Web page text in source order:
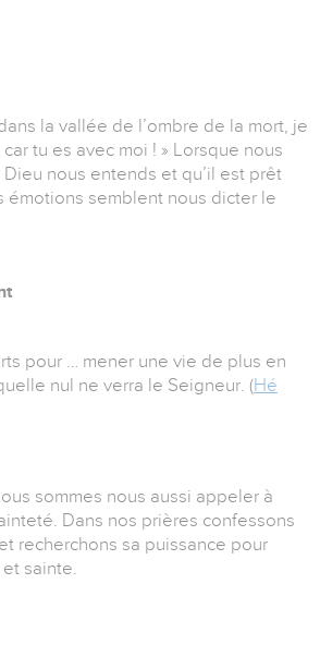
la vallée de l’ombre de la mort, je
tu es avec moi ! » Lorsque nous
nous entends et qu’il est prêt
émotions semblent nous dicter le
pour … mener une vie de plus en
nul ne verra le Seigneur. (Hé
sommes nous aussi appeler à
Dans nos prières confessons
recherchons sa puissance pour
sainte.